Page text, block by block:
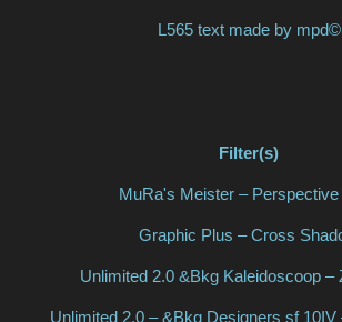
L565 text made by mpd©
Filter(s)
MuRa's Meister – Perspective
Graphic Plus – Cross
Unlimited 2.0 &Bkg Kaleidoscoop –
Unlimited 2.0 – &Bkg Designers sf 10IV